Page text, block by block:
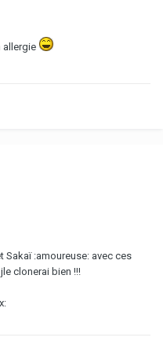
allergie
Sakaï :amoureuse: avec ces
clonerai bien !!!